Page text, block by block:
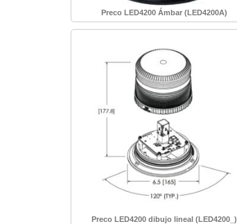
Preco LED4200 Ámbar (LED4200A)
Preco LED4200 dibujo lineal (LED4200_)